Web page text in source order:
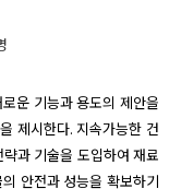
운 기능과 용도의 제안을
제시한다. 지속가능한 건
과 기술을 도입하여 재료
안전과 성능을 확보하기